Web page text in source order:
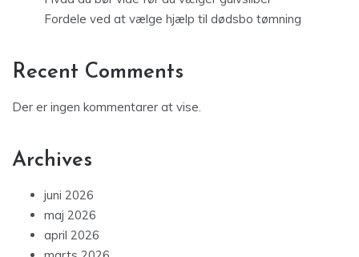
Fordele ved at vælge hjælp til dødsbo tømning
Recent Comments
Der er ingen kommentarer at vise.
Archives
juni 2026
maj 2026
april 2026